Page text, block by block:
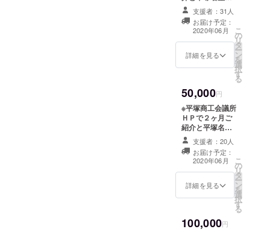
（店頭
or郵
送）を
必ずご
ださ
い。店
渡しは
６月１
３日～
２０日
になり
３０００円相当
をご提供しま
す。備考欄に掲
示するお名前を
ご記入くださ
い。
支援者：31人
お届け予定：
2020年06月
詳細を見る
こ
の
リ
タ
ー
ン
を
選
択
す
る
50,000円
※平塚商工会議所
ＨＰで２ヶ月ご
紹介と平塚名産
品４０００円相
当をご提供しま
す。備考欄に掲
示するお名前を
ご記入くださ
い。
支援者：20人
お届け予定：
2020年06月
詳細を見る
こ
の
リ
タ
ー
ン
を
選
択
す
る
100,000円